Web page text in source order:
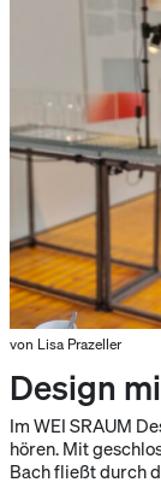
von Lisa Prazeller
Design
Im WEI SRAUM
hören. Mit
Bach fließt durch